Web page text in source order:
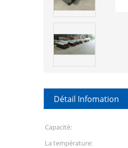
Détail Infomation
Capacité:
La température: